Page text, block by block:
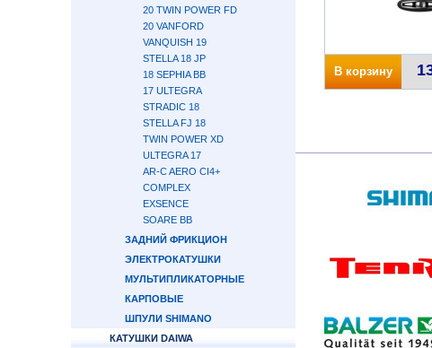
20 TWIN POWER FD
20 VANFORD
VANQUISH 19
STELLA 18 JP
18 SEPHIA BB
17 ULTEGRA
STRADIC 18
STELLA FJ 18
TWIN POWER XD
ULTEGRA 17
AR-C AERO CI4+
COMPLEX
EXSENCE
SOARE BB
ЗАДНИЙ ФРИКЦИОН
ЭЛЕКТРОКАТУШКИ
МУЛЬТИПЛИКАТОРНЫЕ
КАРПОВЫЕ
ШПУЛИ SHIMANO
КАТУШКИ DAIWA
В корзину